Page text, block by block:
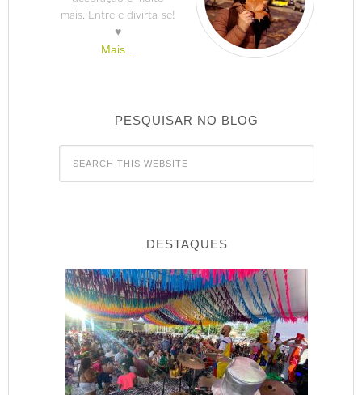
mais. Entre e divirta-se!
♥
Mais...
PESQUISAR NO BLOG
DESTAQUES